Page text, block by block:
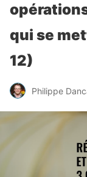
qui se
12)
Philippe